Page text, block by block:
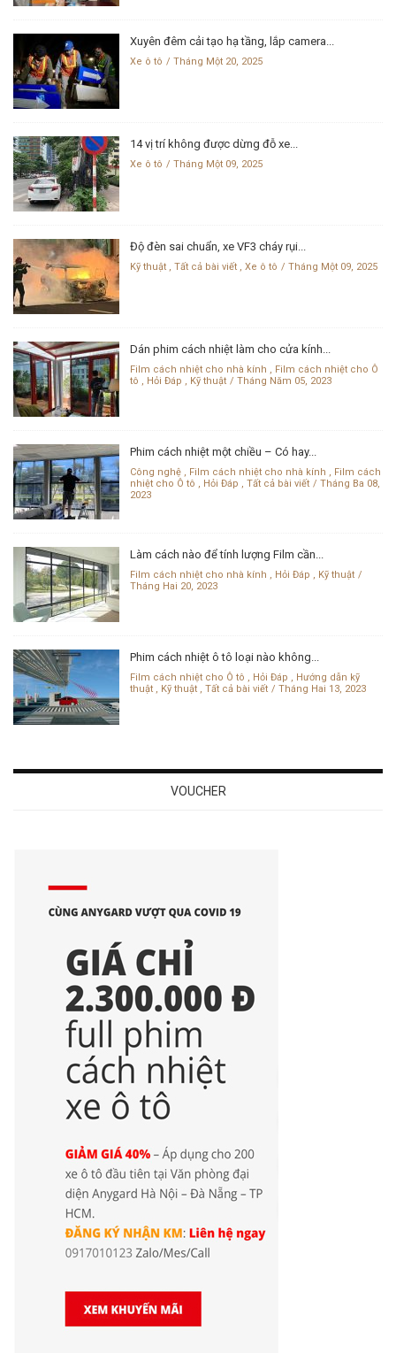
Xuyên đêm cải tạo hạ tầng, lắp camera...
Xe ô tô Tháng Một 20, 2025
14 vị trí không được dừng đỗ xe...
Xe ô tô Tháng Một 09, 2025
Độ đèn sai chuẩn, xe VF3 cháy rụi...
Kỹ thuật Tất cả bài viết Xe ô tô Tháng Một 09, 2025
Dán phim cách nhiệt làm cho cửa kính...
Film cách nhiệt cho nhà kính
Film cách nhiệt cho Ô
tô
Hỏi Đáp Kỹ thuật Tháng Năm 05, 2023
Phim cách nhiệt một chiều – Có hay...
Công nghệ Film cách nhiệt cho nhà kính
Film cách
nhiệt cho Ô tô
Hỏi Đáp Tất cả bài viết
Tháng Ba 08,
2023
Làm cách nào để tính lượng Film cần...
Film cách nhiệt cho nhà kính Hỏi Đáp
Kỹ thuật
Tháng Hai 20, 2023
Phim cách nhiệt ô tô loại nào không...
Film cách nhiệt cho Ô tô Hỏi Đáp
Hướng dẫn kỹ
thuật
Kỹ thuật Tất cả bài viết Tháng Hai 13, 2023
VOUCHER